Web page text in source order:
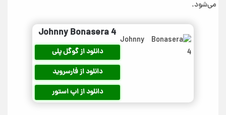
می‌شود.
Johnny Bonasera 4
دانلود از گوگل پلی
دانلود از فارسروید
دانلود از اپ استور